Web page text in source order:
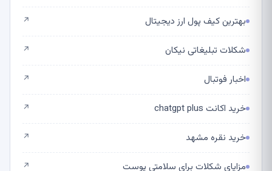
بهترین کیف پول ارز دیجیتال ↗
شکلات تبلیغاتی نیکان ↗
اخبار فوتبال ↗
خرید اکانت chatgpt plus ↗
خرید نقره مشهد ↗
مزایای شکلات برای سلامتی پوست ↗